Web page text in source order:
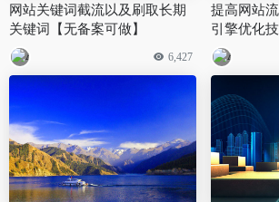
网站关键词截流以及刷取长期
关键词【无备案可做】
6,427
提高网站
引擎优化